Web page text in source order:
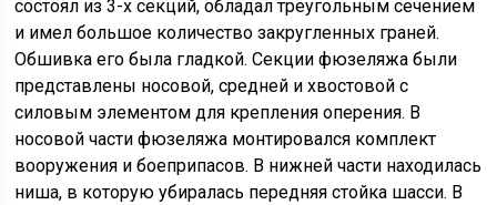
состоял из 3-х секций, обладал треугольным сечением
и имел большое количество закругленных граней.
Обшивка его была гладкой. Секции фюзеляжа были
представлены носовой, средней и хвостовой с
силовым элементом для крепления оперения. В
носовой части фюзеляжа монтировался комплект
вооружения и боеприпасов. В нижней части находилась
ниша, в которую убиралась передняя стойка шасси. В